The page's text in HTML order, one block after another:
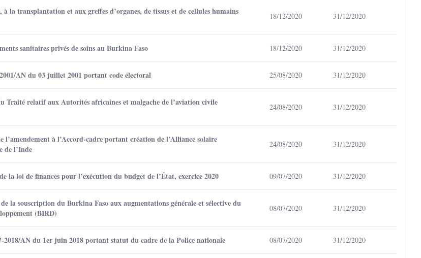
la transplantation et aux greffes d’organes, de tissus et de cellules humains
18/12/2020 31/12/2020
sanitaires privés de soins au Burkina Faso 18/12/2020 31/12/2020
AN du 03 juillet 2001 portant code électoral 25/08/2020 31/12/2020
relatif aux Autorités africaines et malgache de l’aviation civile
24/08/2020 31/12/2020
à l’Accord-cadre portant création de l’Alliance solaire
de l’Inde
24/08/2020 31/12/2020
loi de finances pour l’exécution du budget de l’État, exercice 2020 09/07/2020 31/12/2020
souscription du Burkina Faso aux augmentations générale et sélective du
(BIRD)
08/07/2020 31/12/2020
AN du 1er juin 2018 portant statut du cadre de la Police nationale 08/07/2020 31/12/2020